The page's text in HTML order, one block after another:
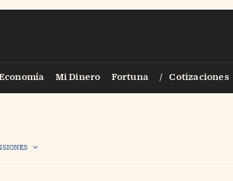
Mi Dinero Fortuna Cotizaciones
Infografías